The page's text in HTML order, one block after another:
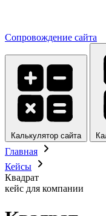
Сопровождение сайта
Калькулятор сайта
Главная
Кейсы
Квадрат
кейс для компании